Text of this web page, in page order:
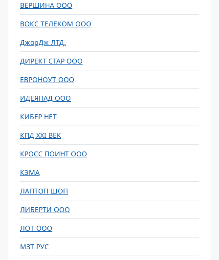
ВЕРШИНА ООО
ВОКС ТЕЛЕКОМ ООО
ДжорДж ЛТД.
ДИРЕКТ СТАР ООО
ЕВРОНОУТ ООО
ИДЕЯПАД ООО
КИБЕР НЕТ
КПД ХХI ВЕК
КРОСС ПОИНТ ООО
КЭМА
ЛАПТОП ШОП
ЛИБЕРТИ ООО
ЛОТ ООО
МЗТ РУС